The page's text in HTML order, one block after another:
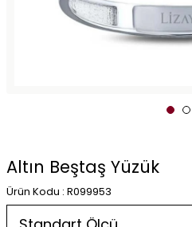
Altın Beştaş Yüzük
Ürün Kodu : R099953